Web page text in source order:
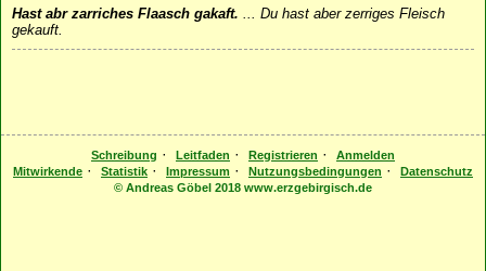
Hast abr zarriches Flaasch gakaft. ... Du hast aber zerriges Fleisch
gekauft.
Schreibung · Leitfaden · Registrieren ·
Anmelden
Mitwirkende · Statistik · Impressum · Nutzungsbedingungen ·
Datenschutz
© Andreas Göbel 2018 www.erzgebirgisch.de